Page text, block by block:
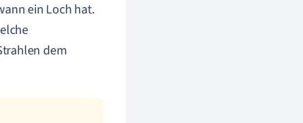
ein Loch hat.
dem